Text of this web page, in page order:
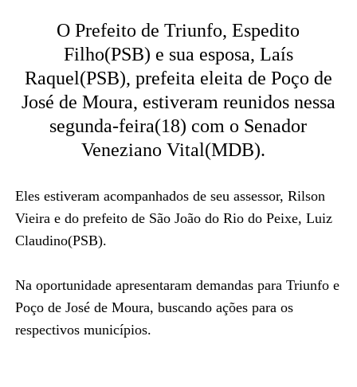
O Prefeito de Triunfo, Espedito
Filho(PSB) e sua esposa, Laís
Raquel(PSB), prefeita eleita de Poço de
José de Moura, estiveram reunidos nessa
segunda-feira(18) com o Senador
Veneziano Vital(MDB).
Eles estiveram acompanhados de seu assessor, Rilson
Vieira e do prefeito de São João do Rio do Peixe, Luiz
Claudino(PSB).
Na oportunidade apresentaram demandas para Triunfo e
Poço de José de Moura, buscando ações para os
respectivos municípios.